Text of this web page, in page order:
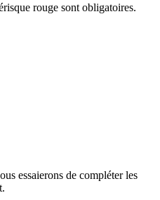
rouge sont obligatoires.
essaierons de compléter les